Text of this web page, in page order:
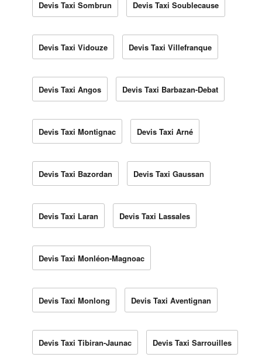
Devis Taxi Sombrun Devis Taxi Soublecause
Devis Taxi Vidouze Devis Taxi Villefranque
Devis Taxi Angos Devis Taxi Barbazan-Debat
Devis Taxi Montignac Devis Taxi Arné
Devis Taxi Bazordan Devis Taxi Gaussan
Devis Taxi Laran Devis Taxi Lassales
Devis Taxi Monléon-Magnoac
Devis Taxi Monlong Devis Taxi Aventignan
Devis Taxi Tibiran-Jaunac Devis Taxi Sarrouilles